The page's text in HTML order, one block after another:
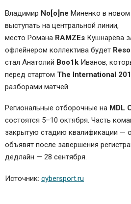
Владимир No[o]ne Миненко в
выступать на центральной линии,
место Романа RAMZEs Кушнарёва
офлейнером коллектива будет
стал Анатолий Boo1k Иванов,
перед стартом The International
разборами матчей.
Региональные отборочные на MDL
состоятся 5–10 октября. Часть
закрытую стадию квалификации —
объявят после завершения
дедлайн — 28 сентября.
Источник: cybersport.ru